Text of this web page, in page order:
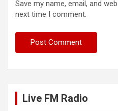
Save my name, email, and
next time I comment.
Live FM Radio